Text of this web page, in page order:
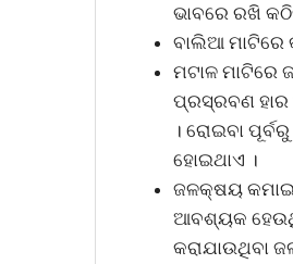
ଭାବରେ ରଖି
ବାଲିଆ ମାଟିରେ
ମଟାଳ ମାଟିରେ
ପ୍ରସ୍ରବଣ ହାର
। ରୋଇବା
ହୋଇଥାଏ ।
ଜଳକ୍ଷୟ
ଆବଶ୍ୟକ
କରାଯାଉଥିବା